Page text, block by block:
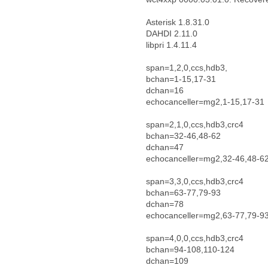
Asterisk 1.8.31.0
DAHDI 2.11.0
libpri 1.4.11.4
span=1,2,0,ccs,hdb3,
bchan=1-15,17-31
dchan=16
echocanceller=mg2,1-15,17-31
span=2,1,0,ccs,hdb3,crc4
bchan=32-46,48-62
dchan=47
echocanceller=mg2,32-46,48-
span=3,3,0,ccs,hdb3,crc4
bchan=63-77,79-93
dchan=78
echocanceller=mg2,63-77,79-
span=4,0,0,ccs,hdb3,crc4
bchan=94-108,110-124
dchan=109